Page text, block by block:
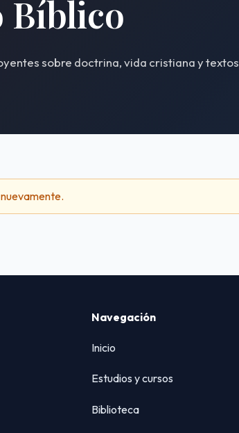
Bíblico
sobre doctrina, vida cristiana y textos
Navegación
Inicio
Estudios y cursos
Biblioteca